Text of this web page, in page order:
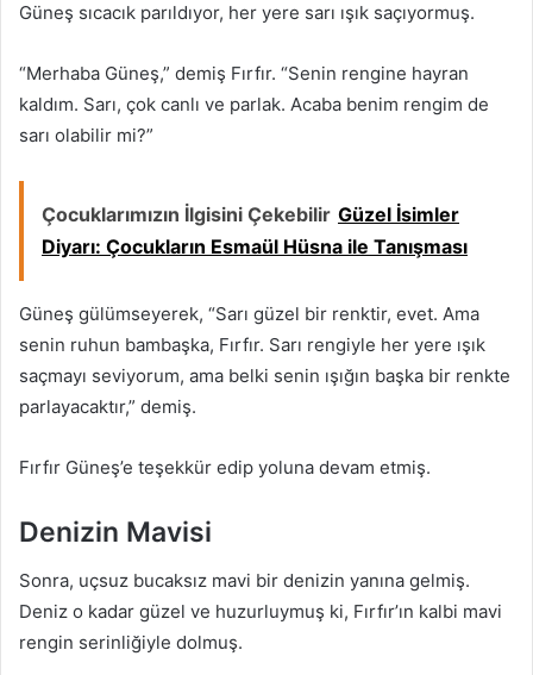
Güneş sıcacık parıldıyor, her yere sarı ışık saçıyormuş.
“Merhaba Güneş,” demiş Fırfır. “Senin rengine hayran
kaldım. Sarı, çok canlı ve parlak. Acaba benim rengim de
sarı olabilir mi?”
Çocuklarımızın İlgisini Çekebilir Güzel İsimler
Diyarı: Çocukların Esmaül Hüsna ile Tanışması
Güneş gülümseyerek, “Sarı güzel bir renktir, evet. Ama
senin ruhun bambaşka, Fırfır. Sarı rengiyle her yere ışık
saçmayı seviyorum, ama belki senin ışığın başka bir renkte
parlayacaktır,” demiş.
Fırfır Güneş’e teşekkür edip yoluna devam etmiş.
Denizin Mavisi
Sonra, uçsuz bucaksız mavi bir denizin yanına gelmiş.
Deniz o kadar güzel ve huzurluymuş ki, Fırfır’ın kalbi mavi
rengin serinliğiyle dolmuş.